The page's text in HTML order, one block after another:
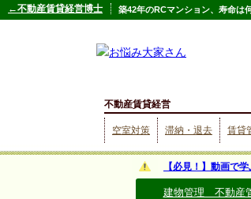
築42年のRCマンション、寿命は
不動産賃貸経営
空室対策 滞納・退去 賃貸
←不動産賃貸経営博士
【必見！】動画で
建物管理 不動産